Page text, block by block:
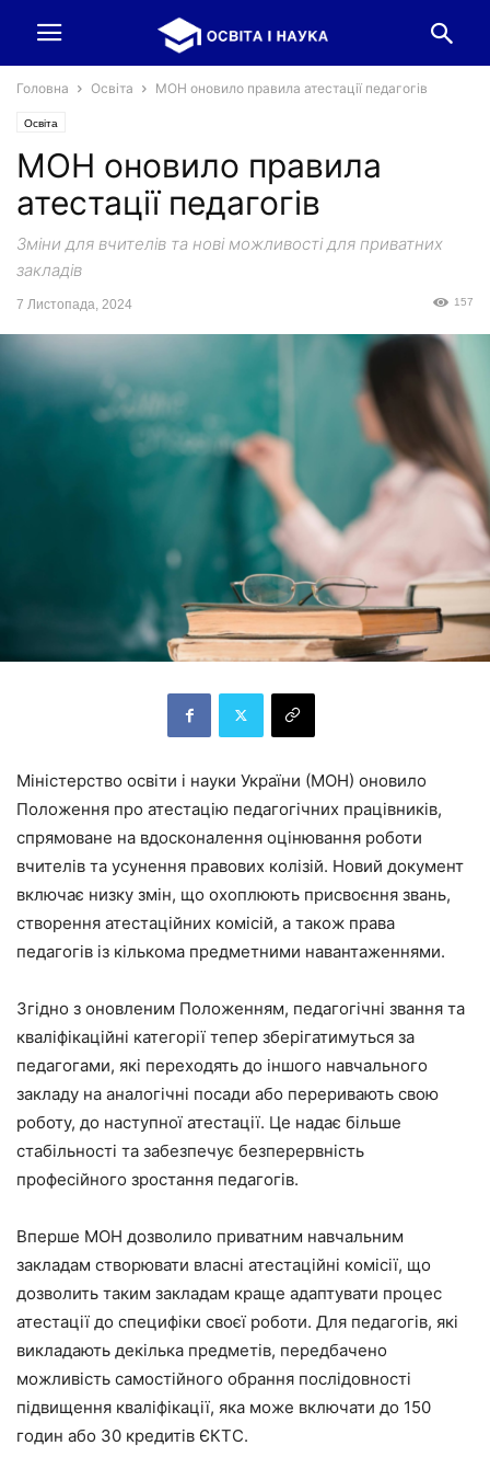
Головна Освіта МОН оновило правила атестації педагогів
Освіта
МОН оновило правила
атестації педагогів
Зміни для вчителів та нові можливості для приватних
закладів
7 Листопада, 2024 157
Міністерство освіти і науки України (МОН) оновило
Положення про атестацію педагогічних працівників,
спрямоване на вдосконалення оцінювання роботи
вчителів та усунення правових колізій. Новий документ
включає низку змін, що охоплюють присвоєння звань,
створення атестаційних комісій, а також права
педагогів із кількома предметними навантаженнями.
Згідно з оновленим Положенням, педагогічні звання та
кваліфікаційні категорії тепер зберігатимуться за
педагогами, які переходять до іншого навчального
закладу на аналогічні посади або переривають свою
роботу, до наступної атестації. Це надає більше
стабільності та забезпечує безперервність
професійного зростання педагогів.
Вперше МОН дозволило приватним навчальним
закладам створювати власні атестаційні комісії, що
дозволить таким закладам краще адаптувати процес
атестації до специфіки своєї роботи. Для педагогів, які
викладають декілька предметів, передбачено
можливість самостійного обрання послідовності
підвищення кваліфікації, яка може включати до 150
годин або 30 кредитів ЄКТС.